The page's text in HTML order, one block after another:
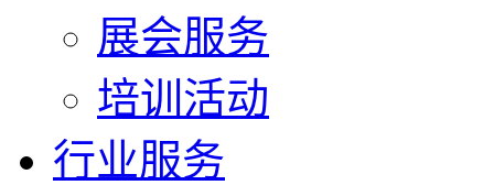
展会服务
培训活动
行业服务